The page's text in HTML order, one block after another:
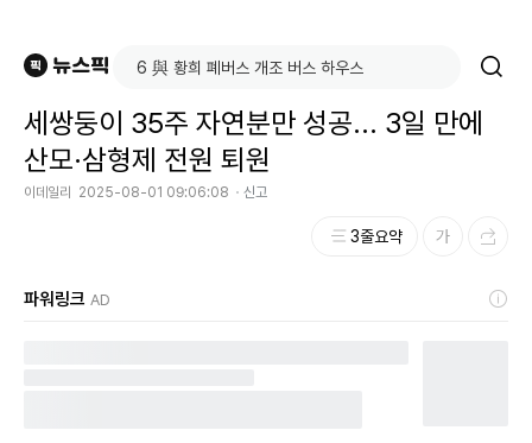
세쌍둥이 35주 자연분만 성공... 3일 만에
산모·삼형제 전원 퇴원
이데일리 2025-08-01 09:06:08 신고
3줄요약
파워링크 AD